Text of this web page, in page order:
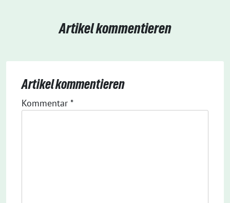
Artikel kommentieren
Artikel kommentieren
Kommentar *